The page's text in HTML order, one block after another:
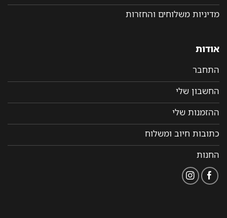
מדיניות משלוחים והחזרות
אודות
התחבר
החשבון שלי
ההזמנות שלי
כתובות חיוב ומשלוח
החנות